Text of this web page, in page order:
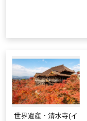
世界遺産・清水寺(イ